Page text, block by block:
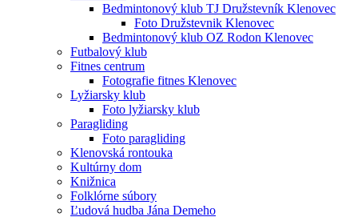
Bedmintonový klub TJ Družstevník Klenovec
Foto Družstevnik Klenovec
Bedmintonový klub OZ Rodon Klenovec
Futbalový klub
Fitnes centrum
Fotografie fitnes Klenovec
Lyžiarsky klub
Foto lyžiarsky klub
Paragliding
Foto paragliding
Klenovská rontouka
Kultúrny dom
Knižnica
Folklórne súbory
Ľudová hudba Jána Demeho